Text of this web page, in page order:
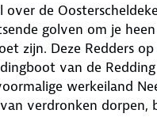
de
golven om je
zijn. Deze Redders
van de
werkeiland
verdronken